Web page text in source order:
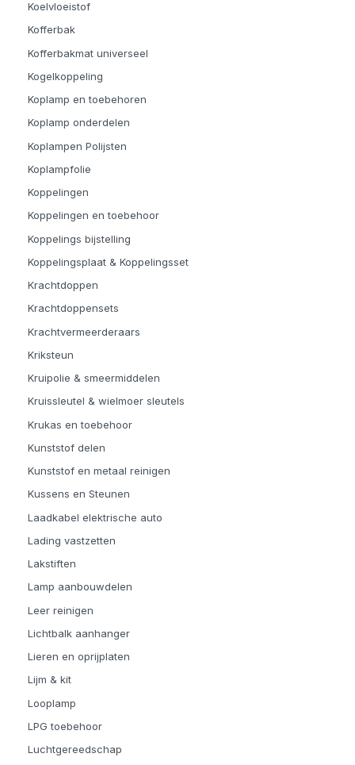
Koelvloeistof
Kofferbak
Kofferbakmat universeel
Kogelkoppeling
Koplamp en toebehoren
Koplamp onderdelen
Koplampen Polijsten
Koplampfolie
Koppelingen
Koppelingen en toebehoor
Koppelings bijstelling
Koppelingsplaat & Koppelingsset
Krachtdoppen
Krachtdoppensets
Krachtvermeerderaars
Kriksteun
Kruipolie & smeermiddelen
Kruissleutel & wielmoer sleutels
Krukas en toebehoor
Kunststof delen
Kunststof en metaal reinigen
Kussens en Steunen
Laadkabel elektrische auto
Lading vastzetten
Lakstiften
Lamp aanbouwdelen
Leer reinigen
Lichtbalk aanhanger
Lieren en oprijplaten
Lijm & kit
Looplamp
LPG toebehoor
Luchtgereedschap